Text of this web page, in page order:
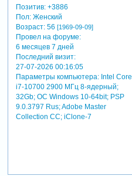
Позитив: +3886
Пол:Женский
Возраст:56 [1969-09-09]
Провел на форуме:
6 месяцев 7 дней
Последний визит:
27-07-2026 00:16:05
Параметры компьютера:Intel Core
i7-10700 2900 МГц 8-ядерный;
32Gb; ОС Windows 10-64bit; PSP
9.0.3797 Rus; Adobe Master
Collection СС; iClone-7